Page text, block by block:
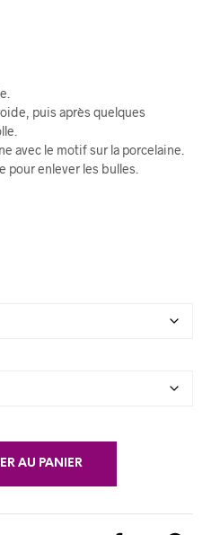
puis après quelques
avec le motif sur la porcelaine.
pour enlever les bulles.
AU PANIER